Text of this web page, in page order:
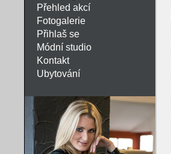
Přehled akcí
Fotogalerie
Přihlaš se
Módní studio
Kontakt
Ubytování